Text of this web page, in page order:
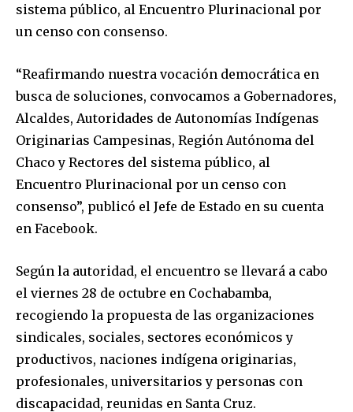
sistema público, al Encuentro Plurinacional por
un censo con consenso.
“Reafirmando nuestra vocación democrática en
busca de soluciones, convocamos a Gobernadores,
Alcaldes, Autoridades de Autonomías Indígenas
Originarias Campesinas, Región Autónoma del
Chaco y Rectores del sistema público, al
Encuentro Plurinacional por un censo con
consenso”, publicó el Jefe de Estado en su cuenta
en Facebook.
Según la autoridad, el encuentro se llevará a cabo
el viernes 28 de octubre en Cochabamba,
recogiendo la propuesta de las organizaciones
sindicales, sociales, sectores económicos y
productivos, naciones indígena originarias,
profesionales, universitarios y personas con
discapacidad, reunidas en Santa Cruz.